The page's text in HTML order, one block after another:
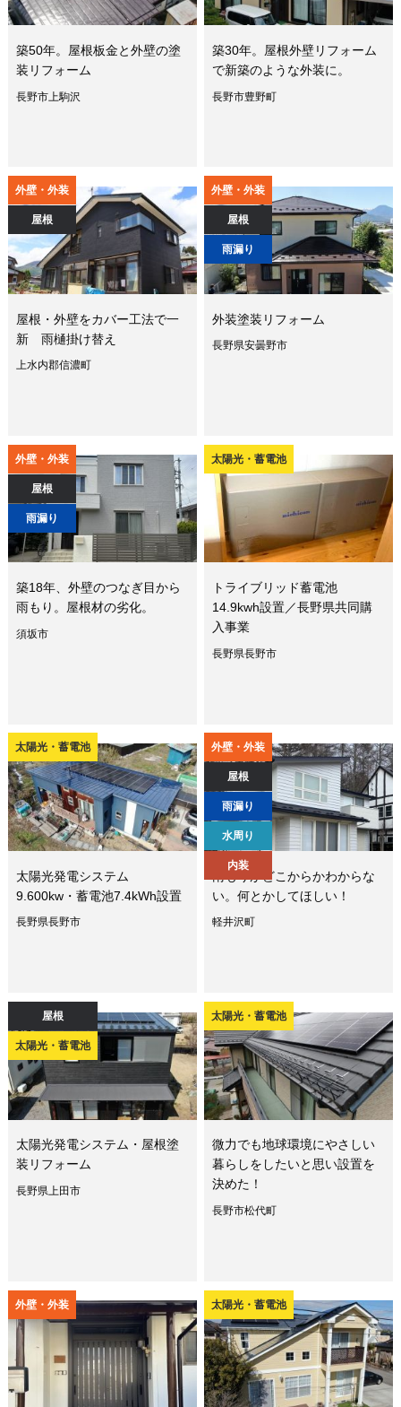
築50年。屋根板金と外壁の塗
装リフォーム
長野市上駒沢
築30年。屋根外壁リフォーム
で新築のような外装に。
長野市豊野町
外壁・外装
屋根
屋根・外壁をカバー工法で一
新 雨樋掛け替え
上水内郡信濃町
外壁・外装
屋根
雨漏り
外装塗装リフォーム
長野県安曇野市
外壁・外装
屋根
雨漏り
築18年、外壁のつなぎ目から
雨もり。屋根材の劣化。
須坂市
太陽光・蓄電池
トライブリッド蓄電池
14.9kwh設置／長野県共同購
入事業
長野県長野市
太陽光・蓄電池
太陽光発電システム
9.600kw・蓄電池7.4kWh設置
長野県長野市
外壁・外装
屋根
雨漏り
水周り
内装
雨もりがどこからかわからな
い。何とかしてほしい！
軽井沢町
屋根
太陽光・蓄電池
太陽光発電システム・屋根塗
装リフォーム
長野県上田市
太陽光・蓄電池
微力でも地球環境にやさしい
暮らしをしたいと思い設置を
決めた！
長野市松代町
外壁・外装 太陽光・蓄電池